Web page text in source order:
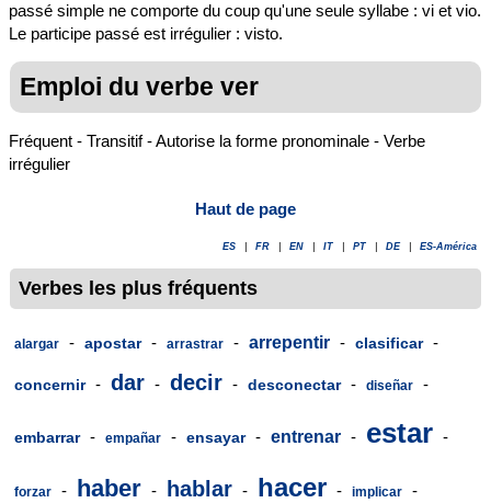
passé simple ne comporte du coup qu'une seule syllabe : vi et vio.
Le participe passé est irrégulier : visto.
Emploi du verbe ver
Fréquent - Transitif - Autorise la forme pronominale - Verbe
irrégulier
Haut de page
ES FR EN IT PT DE ES-América
Verbes les plus fréquents
alargar - apostar - arrastrar - arrepentir - clasificar -
concernir - dar - decir - desconectar - diseñar -
embarrar - empañar - ensayar - entrenar - estar -
forzar - haber - hablar - hacer - implicar -